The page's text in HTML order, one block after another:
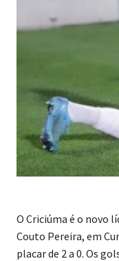
O Criciúma é o novo
Couto Pereira, em
placar de 2 a 0. Os